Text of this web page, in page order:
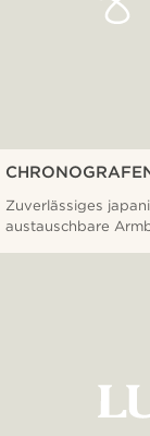
Zuverlässiges
austauschbare